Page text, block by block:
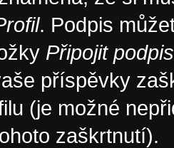
. Podpis
Připojit podpis
příspěvky
(je možné
zaškrtnutí).